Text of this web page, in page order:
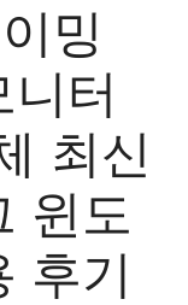
밍
터
최신
윈도
후기